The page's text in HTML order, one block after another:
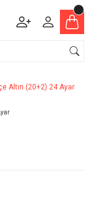
Altın (20+2) 24 Ayar